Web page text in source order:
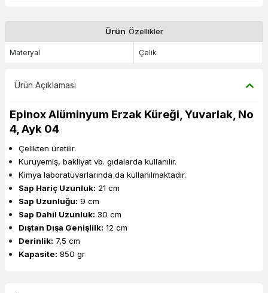
Ürün Özellikler
Materyal Çelik
Ürün Açıklaması
Epinox Alüminyum Erzak Küreği, Yuvarlak, No
4, Ayk 04
Çelikten üretilir.
Kuruyemiş, bakliyat vb. gıdalarda kullanılır.
Kimya laboratuvarlarında da kullanılmaktadır.
Sap Hariç Uzunluk: 21 cm
Sap Uzunluğu: 9 cm
Sap Dahil Uzunluk: 30 cm
Dıştan Dışa Genişlilk: 12 cm
Derinlik: 7,5 cm
Kapasite: 850 gr